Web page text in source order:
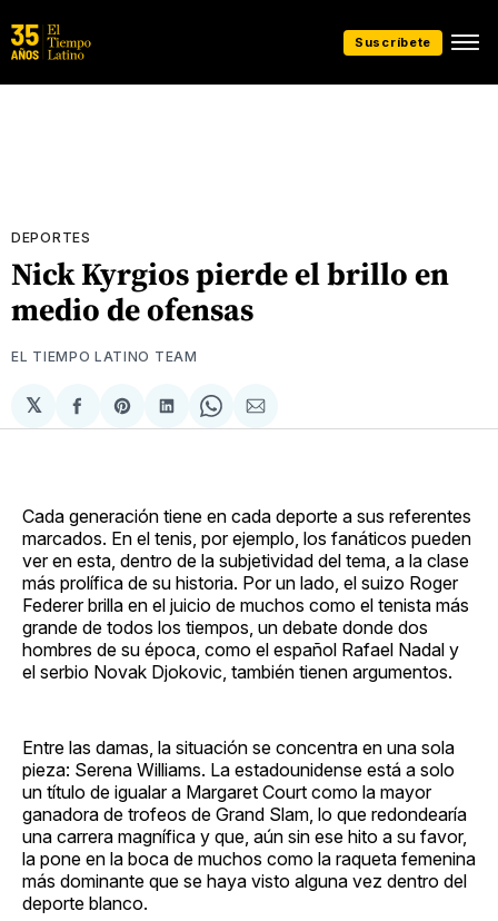
Suscríbete
DEPORTES
Nick Kyrgios pierde el brillo en
medio de ofensas
EL TIEMPO LATINO TEAM
𝕏
Compartir
en
Share
on
Compartir
en
Share
on
Compartir
via
Cada generación tiene en cada deporte a sus referentes
marcados. En el tenis, por ejemplo, los fanáticos pueden
ver en esta, dentro de la subjetividad del tema, a la clase
más prolífica de su historia. Por un lado, el suizo Roger
Federer brilla en el juicio de muchos como el tenista más
grande de todos los tiempos, un debate donde dos
hombres de su época, como el español Rafael Nadal y
el serbio Novak Djokovic, también tienen argumentos.
Entre las damas, la situación se concentra en una sola
pieza: Serena Williams. La estadounidense está a solo
un título de igualar a Margaret Court como la mayor
ganadora de trofeos de Grand Slam, lo que redondearía
una carrera magnífica y que, aún sin ese hito a su favor,
la pone en la boca de muchos como la raqueta femenina
más dominante que se haya visto alguna vez dentro del
deporte blanco.